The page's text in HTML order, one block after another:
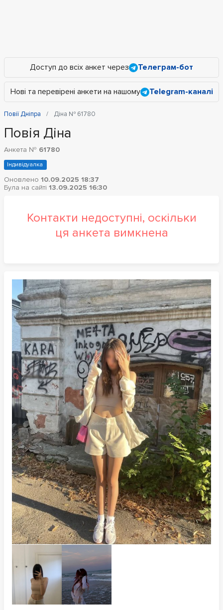
Доступ до всіх анкет через Телеграм-бот
Нові та перевірені анкети на нашому Telegram-каналі
Повії Дніпра Діна № 61780
Повія Діна
Анкета № 61780
Індивідуалка
Оновлено 10.09.2025 18:37
Була на сайті 13.09.2025 16:30
Контакти недоступні, оскільки
ця анкета вимкнена